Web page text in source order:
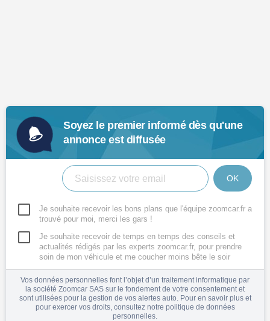
Soyez le premier informé dès qu'une
annonce est diffusée
OK
Je souhaite recevoir les bons plans que l'équipe zoomcar.fr a
trouvé pour moi, merci les gars !
Je souhaite recevoir de temps en temps des conseils et
actualités rédigés par les experts zoomcar.fr, pour prendre
soin de mon véhicule et me coucher moins bête le soir
Vos données personnelles font l’objet d’un traitement informatique par
la société Zoomcar SAS sur le fondement de votre consentement et
sont utilisées pour la gestion de vos alertes auto. Pour en savoir plus et
pour exercer vos droits, consultez notre politique de données
personnelles.